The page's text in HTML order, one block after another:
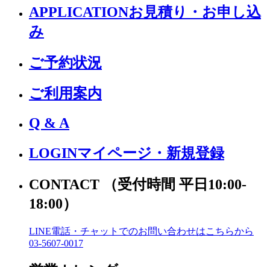
APPLICATIONお見積り・お申し込
み
ご予約状況
ご利用案内
Q & A
LOGINマイページ・新規登録
CONTACT
（受付時間 平日10:00-
18:00）
LINE電話・チャットでのお問い合わせはこちらから
03-5607-0017